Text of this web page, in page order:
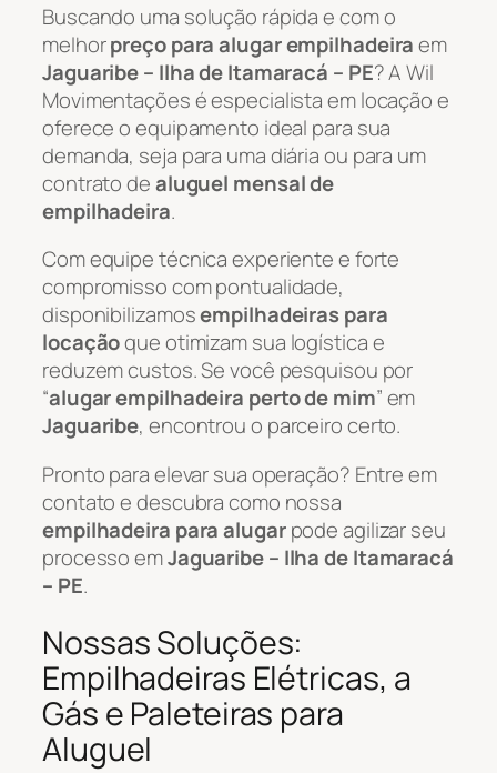
Buscando uma solução rápida e com o
melhorpreço para alugar empilhadeiraem
Jaguaribe – Ilha de Itamaracá – PE? A Wil
Movimentações é especialista em locação e
oferece o equipamento ideal para sua
demanda, seja para uma diária ou para um
contrato dealuguel mensal de
empilhadeira.
Com equipe técnica experiente e forte
compromisso com pontualidade,
disponibilizamosempilhadeiras para
locaçãoque otimizam sua logística e
reduzem custos. Se você pesquisou por
“alugar empilhadeira perto de mim” em
Jaguaribe, encontrou o parceiro certo.
Pronto para elevar sua operação? Entre em
contato e descubra como nossa
empilhadeira para alugarpode agilizar seu
processo emJaguaribe – Ilha de Itamaracá
– PE.
Nossas Soluções:
Empilhadeiras Elétricas, a
Gás e Paleteiras para
Aluguel